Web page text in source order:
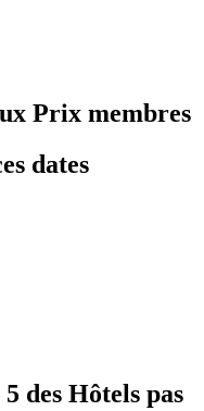
Prix membres
dates
des Hôtels pas